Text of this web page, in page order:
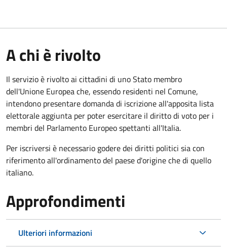
A chi è rivolto
Il servizio è rivolto ai cittadini di uno Stato membro
dell'Unione Europea che, essendo residenti nel Comune,
intendono presentare domanda di iscrizione all'apposita lista
elettorale aggiunta per poter esercitare il diritto di voto per i
membri del Parlamento Europeo spettanti all'Italia.
Per iscriversi è necessario godere dei diritti politici sia con
riferimento all'ordinamento del paese d'origine che di quello
italiano.
Approfondimenti
Ulteriori informazioni